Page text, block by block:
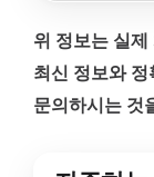
위 정보는 실
최신 정보와
문의하시는 것